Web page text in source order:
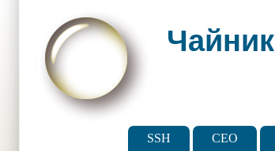
Чайник
SSH CEO